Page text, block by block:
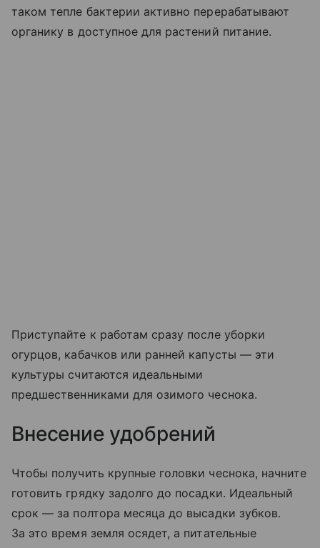
таком тепле бактерии активно перерабатывают
органику в доступное для растений питание.
Приступайте к работам сразу после уборки
огурцов, кабачков или ранней капусты — эти
культуры считаются идеальными
предшественниками для озимого чеснока.
Внесение удобрений
Чтобы получить крупные головки чеснока, начните
готовить грядку задолго до посадки. Идеальный
срок — за полтора месяца до высадки зубков.
За это время земля осядет, а питательные